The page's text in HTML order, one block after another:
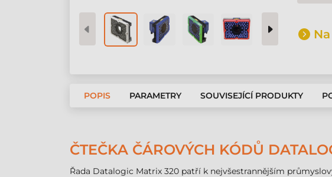
POPIS PARAMETRY SOUVISEJÍCÍ PRODUKTY
ČTEČKA ČÁROVÝCH KÓDŮ
Řada Datalogic Matrix 320 patří k nejvšestrannějším